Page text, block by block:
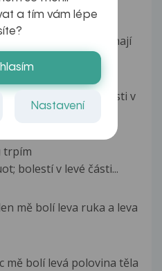
zeptat jak rychle začínají
dost často mám bolesti v
trpím
bolestí v levé části...
mě bolí leva ruka a leva
mě bolí levá polovina těla
a tím vám lépe
Nastavení